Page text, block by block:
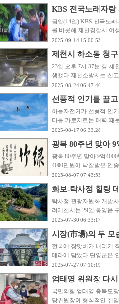
KBS 전국노래자
금일(14일) KBS 전국노
를 비롯해 제천경찰서 여
2025-09-14 15:00:53
제천시 하소동 청
23일 오후 7시 37분 경 제
생했다.제천소방서는 신
2025-08-24 06:47:46
선풍적 인기를 끌
하늘자전거가 선풍적 인
다를 가로지르는 매력 때
2025-08-17 06:33:28
광복 80주년 맞아
광복 80주년 맞아 9억
4000만원에 낙찰받은 안
2025-08-07 07:43:53
화보-탁사정 힐링
탁사정 관광자원화 개발
려제천시는 29일 봉양읍
2025-07-30 06:33:17
시장(市場)의 두
전국에 장맛비가 내리기
메라에 담았다.단양군은
2025-07-27 07:10:19
엄태영 위원장 다
국민의힘 엄태영 충북도
당위원장이 형식적인 취